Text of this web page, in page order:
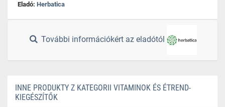
Eladó: Herbatica
További információkért az eladótól
INNE PRODUKTY Z KATEGORII VITAMINOK ÉS ÉTREND-
KIEGÉSZÍTŐK